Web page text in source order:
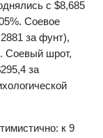
с $8,685
Соевое
за фунт),
Соевый шрот,
за
к 9